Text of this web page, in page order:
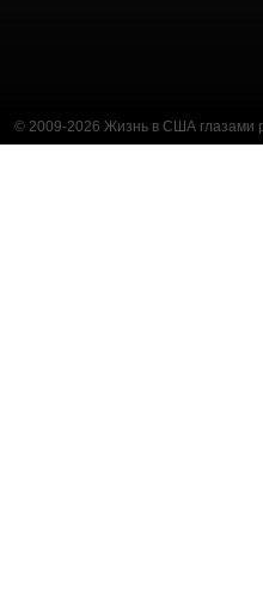
© 2009-2026 Жизнь в США глазами